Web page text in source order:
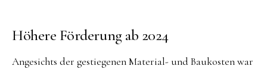
Höhere Förderung ab 2024
Angesichts der gestiegenen Material- und Baukosten war